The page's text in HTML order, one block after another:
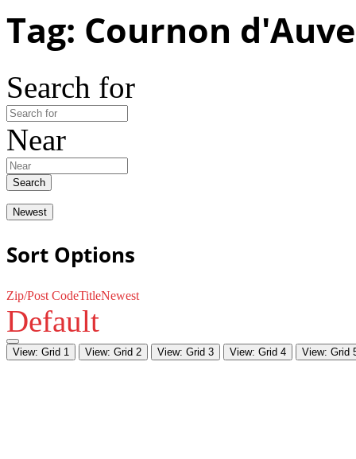
Tag: Cournon
Search for
Near
Search
Newest
Sort Options
Zip/Post CodeTitleNewest
Default
View: Grid 1 View: Grid 2 View: Grid 3 View: Grid 4 View: Grid